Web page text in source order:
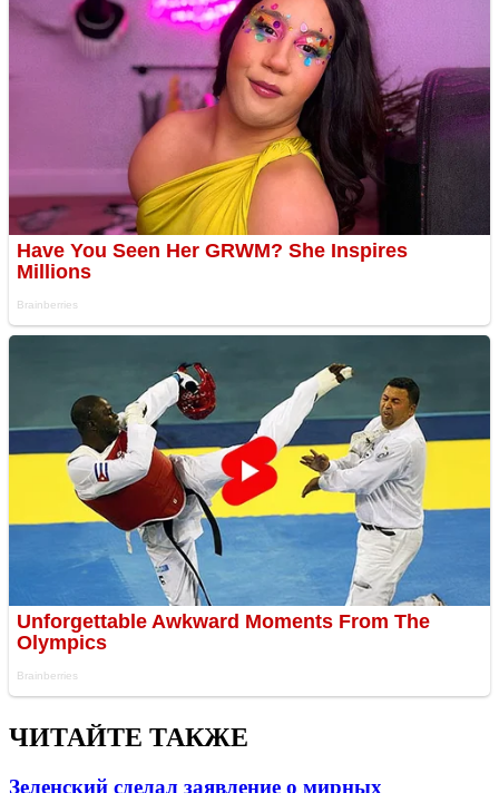
ЧИТАЙТЕ ТАКЖЕ
Зеленский сделал заявление о мирных